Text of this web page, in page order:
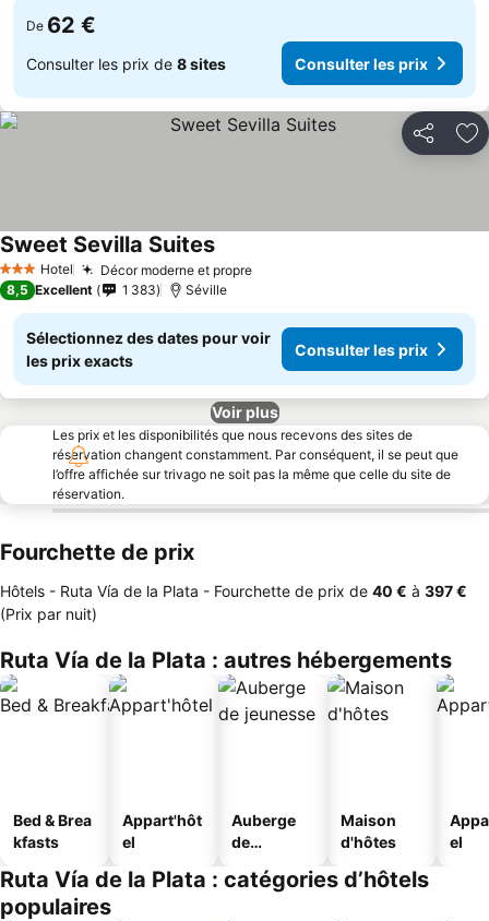
De 62 €
Consulter les prix de 8 sites Consulter les prix
Partager
3 ÉtoilesHotel Décor moderne et propreConsulter les prix
Sweet Sevilla SuitesConsulter les prix
8,5 Excellent 1 383 Séville
Sélectionnez des dates pour voir
les prix exacts
Consulter les prix
Voir plus
Les prix et les disponibilités que nous recevons des sites de
réservation changent constamment. Par conséquent, il se peut que
l’offre affichée sur trivago ne soit pas la même que celle du site de
réservation.
Fourchette de prix
Hôtels - Ruta Vía de la Plata - Fourchette de prix de ‎40 € à ‎397 €
(Prix par nuit)
Ruta Vía de la Plata : autres hébergements
Bed & Brea
kfasts
Appart'hôt
el
Auberge
de
Maison
d'hôtes
el
Ruta Vía de la Plata : catégories d’hôtels
populaires